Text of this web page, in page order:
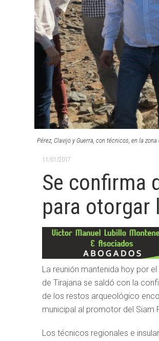
Pérez, Clavijo y Guerra, con técnicos, en la zona
11/01/2017
Se confirma
para otorgar
La reunión mantenida hoy por
de Tirajana se saldó con la
de los restos arqueológico
municipal al promotor del Siam
Los técnicos regionales e